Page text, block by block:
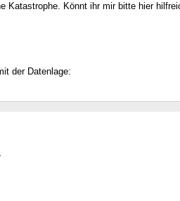
Katastrophe. Könnt ihr mir bitte hier
der Datenlage: